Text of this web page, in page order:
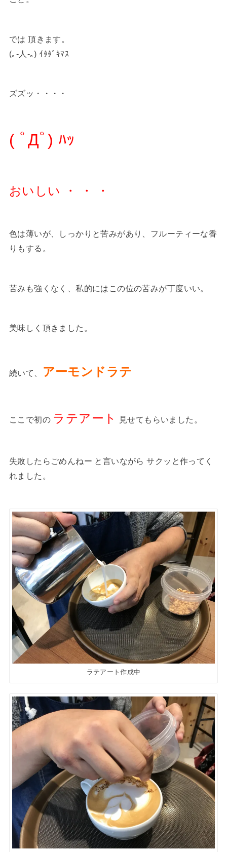
では 頂きます。
(｡-人-｡) ｲﾀﾀﾞｷﾏｽ
ズズッ・・・・
( ﾟДﾟ) ﾊｯ
おいしい ・ ・ ・
色は薄いが、しっかりと苦みがあり、フルーティーな香
りもする。
苦みも強くなく、私的にはこの位の苦みが丁度いい。
美味しく頂きました。
続いて、 アーモンドラテ
ここで初の ラテアート 見せてもらいました。
失敗したらごめんねー と言いながら サクッと作ってく
れました。
ラテアート作成中